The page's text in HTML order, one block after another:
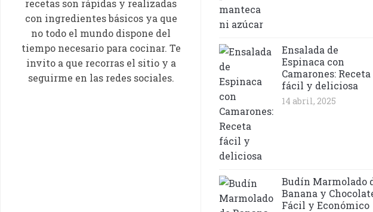
recetas son rápidas y realizadas
con ingredientes básicos ya que
no todo el mundo dispone del
tiempo necesario para cocinar. Te
invito a que recorras el sitio y a
seguirme en las redes sociales.
Ensalada de
Espinaca con
Camarones: Receta
fácil y deliciosa
14 abril, 2025
Budín Marmolado
Banana y
Fácil y Económico